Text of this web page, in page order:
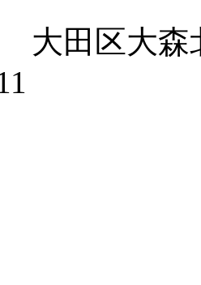
大田区大森